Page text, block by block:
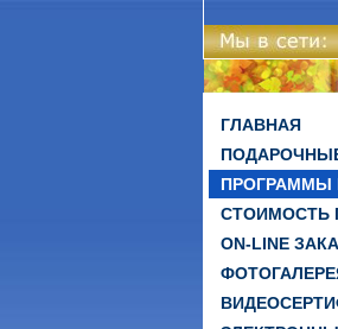
ГЛАВНАЯ
ПРОГРАММЫ
СТОИМОСТЬ
ON-LINE